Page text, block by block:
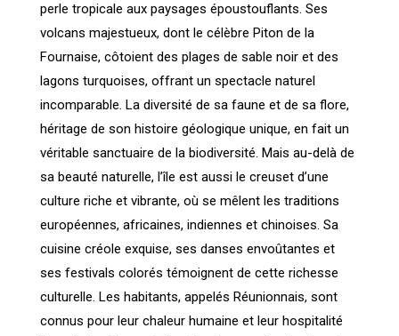
perle tropicale aux paysages époustouflants. Ses
volcans majestueux, dont le célèbre Piton de la
Fournaise, côtoient des plages de sable noir et des
lagons turquoises, offrant un spectacle naturel
incomparable. La diversité de sa faune et de sa flore,
héritage de son histoire géologique unique, en fait un
véritable sanctuaire de la biodiversité. Mais au-delà de
sa beauté naturelle, l’île est aussi le creuset d’une
culture riche et vibrante, où se mêlent les traditions
européennes, africaines, indiennes et chinoises. Sa
cuisine créole exquise, ses danses envoûtantes et
ses festivals colorés témoignent de cette richesse
culturelle. Les habitants, appelés Réunionnais, sont
connus pour leur chaleur humaine et leur hospitalité